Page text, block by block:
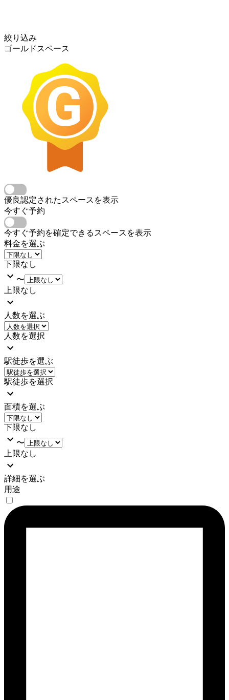
絞り込み
ゴールドスペース
優良認定されたスペースを表示
今すぐ予約
今すぐ予約を確定できるスペースを表示
料金を選ぶ
下限なし
〜
上限なし
人数を選ぶ
人数を選択
駅徒歩を選ぶ
駅徒歩を選択
面積を選ぶ
下限なし
〜
上限なし
詳細を選ぶ
用途